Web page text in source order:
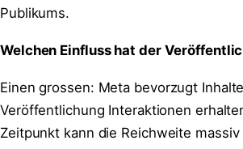
Publikums.
Welchen Einfluss hat der
Einen grossen: Meta bevorzugt
Veröffentlichung Interaktionen
Zeitpunkt kann die Reichweite